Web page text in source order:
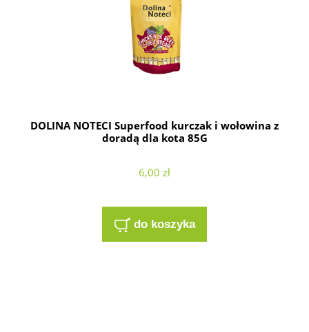
DOLINA NOTECI Superfood kurczak i wołowina z
doradą dla kota 85G
6,00 zł
do koszyka